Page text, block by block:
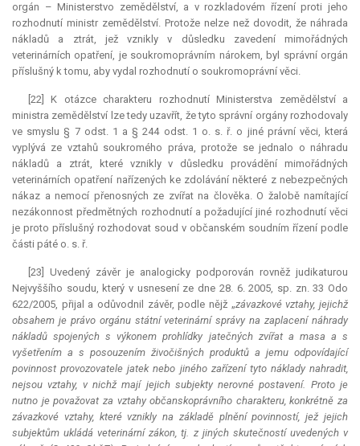
orgán – Ministerstvo zemědělství, a v rozkladovém řízení proti jeho
rozhodnutí ministr zemědělství. Protože nelze než dovodit, že náhrada
nákladů a ztrát, jež vznikly v důsledku zavedení mimořádných
veterinárních opatření, je soukromoprávním nárokem, byl správní orgán
příslušný k tomu, aby vydal rozhodnutí o soukromoprávní věci.
[22] K otázce charakteru rozhodnutí Ministerstva zemědělství a
ministra zemědělství lze tedy uzavřít, že tyto správní orgány rozhodovaly
ve smyslu § 7 odst. 1 a § 244 odst. 1 o. s. ř. o jiné právní věci, která
vyplývá ze vztahů soukromého práva, protože se jednalo o náhradu
nákladů a ztrát, které vznikly v důsledku provádění mimořádných
veterinárních opatření nařízených ke zdolávání některé z nebezpečných
nákaz a nemocí přenosných ze zvířat na člověka. O žalobě namítající
nezákonnost předmětných rozhodnutí a požadující jiné rozhodnutí věci
je proto příslušný rozhodovat soud v občanském soudním řízení podle
části páté o. s. ř.
[23] Uvedený závěr je analogicky podporován rovněž judikaturou
Nejvyššího soudu, který v usnesení ze dne 28. 6. 2005, sp. zn. 33 Odo
622/2005, přijal a odůvodnil závěr, podle nějž „závazkové vztahy, jejichž
obsahem je právo orgánu státní veterinární správy na zaplacení náhrady
nákladů spojených s výkonem prohlídky jatečných zvířat a masa a s
vyšetřením a s posouzením živočišných produktů a jemu odpovídající
povinnost provozovatele jatek nebo jiného zařízení tyto náklady nahradit,
nejsou vztahy, v nichž mají jejich subjekty nerovné postavení. Proto je
nutno je považovat za vztahy občanskoprávního charakteru, konkrétně za
závazkové vztahy, které vznikly na základě plnění povinností, jež jejich
subjektům ukládá veterinární zákon, tj. z jiných skutečností uvedených v